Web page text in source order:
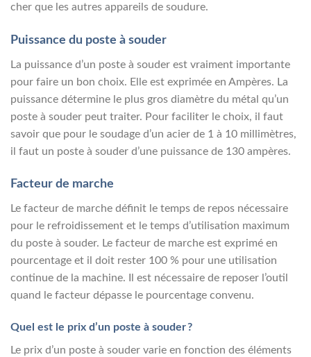
cher que les autres appareils de soudure.
Puissance du poste à souder
La puissance d’un poste à souder est vraiment importante
pour faire un bon choix. Elle est exprimée en Ampères. La
puissance détermine le plus gros diamètre du métal qu’un
poste à souder peut traiter. Pour faciliter le choix, il faut
savoir que pour le soudage d’un acier de 1 à 10 millimètres,
il faut un poste à souder d’une puissance de 130 ampères.
Facteur de marche
Le facteur de marche définit le temps de repos nécessaire
pour le refroidissement et le temps d’utilisation maximum
du poste à souder. Le facteur de marche est exprimé en
pourcentage et il doit rester 100 % pour une utilisation
continue de la machine. Il est nécessaire de reposer l’outil
quand le facteur dépasse le pourcentage convenu.
Quel est le prix d’un poste à souder ?
Le prix d’un poste à souder varie en fonction des éléments